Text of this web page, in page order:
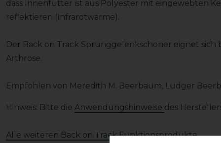
dass Innenfutter ist aus Polyester mit eingewebten
reflektieren (Infrarotwärme).
Der Back on Track Sprunggelenkschoner eignet
Arthrose.
Empfohlen von Meredith M. Beerbaum, Ludger
Hinweis: Bitte die Anwendungshinweise des
Alle weiteren Back on Track Funktionsprodukte